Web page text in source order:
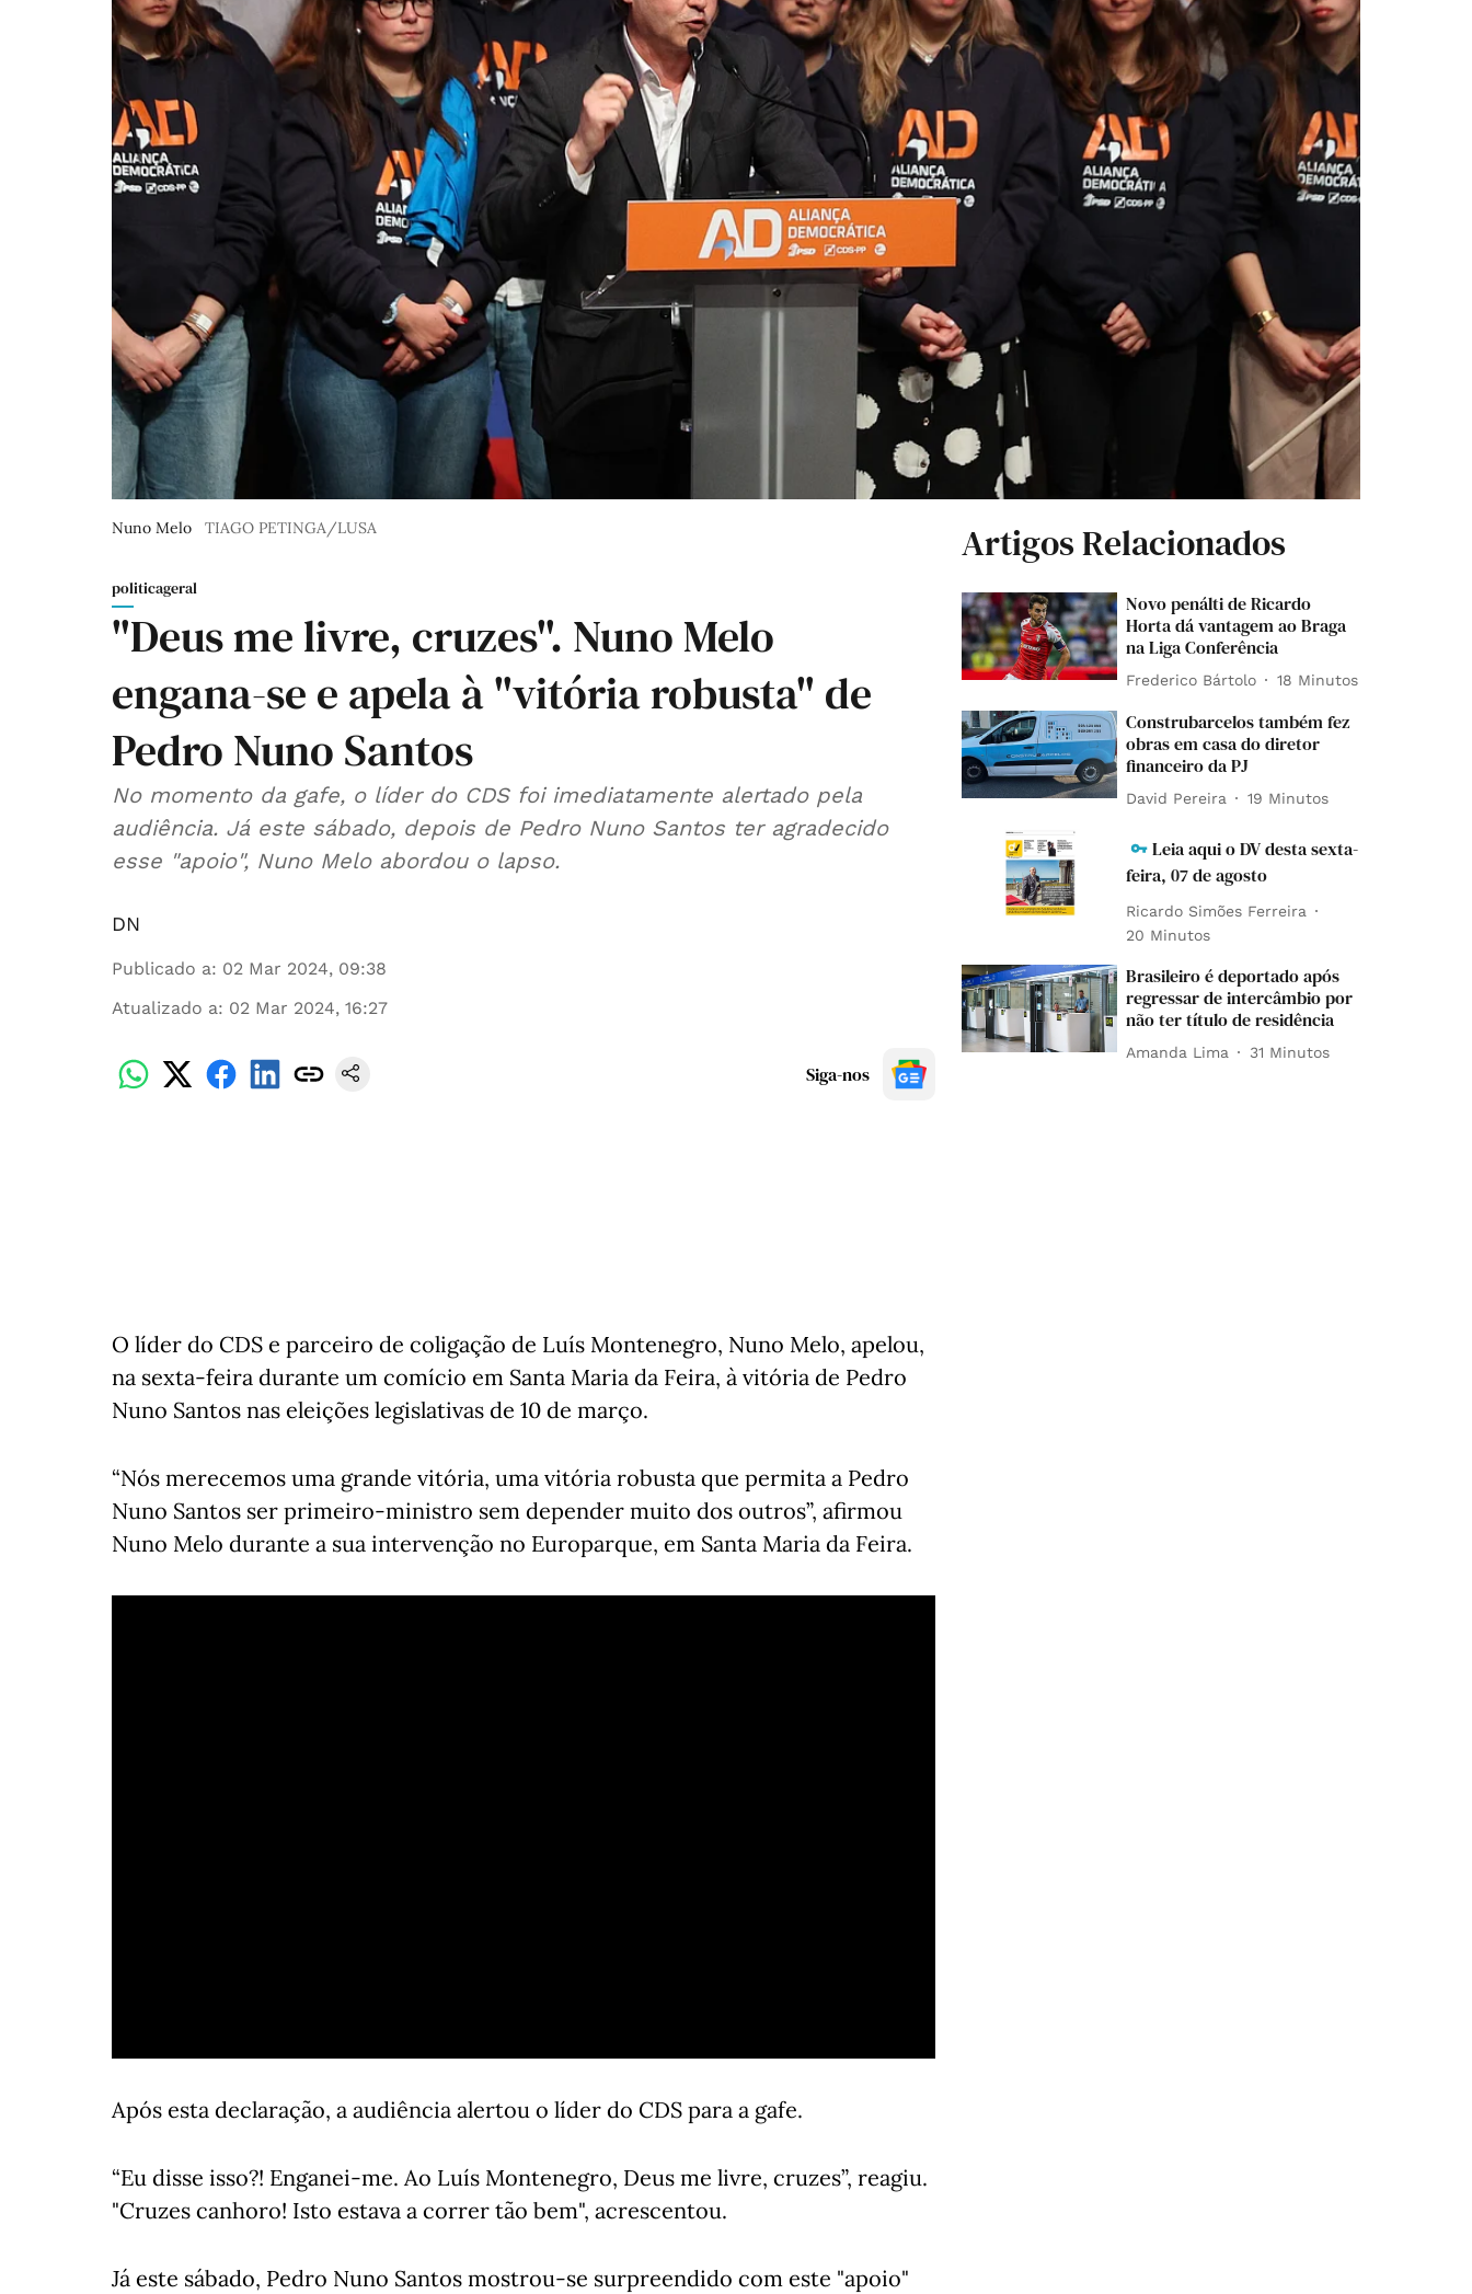
Nuno Melo TIAGO PETINGA/LUSA
politicageral
"Deus me livre, cruzes". Nuno Melo
engana-se e apela à "vitória robusta" de
Pedro Nuno Santos
No momento da gafe, o líder do CDS foi imediatamente alertado pela
audiência. Já este sábado, depois de Pedro Nuno Santos ter agradecido
esse "apoio", Nuno Melo abordou o lapso.
DN
Publicado a: 02 Mar 2024, 09:38
Atualizado a: 02 Mar 2024, 16:27
Siga-nos
O líder do CDS e parceiro de coligação de Luís Montenegro, Nuno Melo, apelou,
na sexta-feira durante um comício em Santa Maria da Feira, à vitória de Pedro
Nuno Santos nas eleições legislativas de 10 de março.
“Nós merecemos uma grande vitória, uma vitória robusta que permita a Pedro
Nuno Santos ser primeiro-ministro sem depender muito dos outros”, afirmou
Nuno Melo durante a sua intervenção no Europarque, em Santa Maria da Feira.
Após esta declaração, a audiência alertou o líder do CDS para a gafe.
“Eu disse isso?! Enganei-me. Ao Luís Montenegro, Deus me livre, cruzes”, reagiu.
"Cruzes canhoro! Isto estava a correr tão bem", acrescentou.
Já este sábado, Pedro Nuno Santos mostrou-se surpreendido com este "apoio"
Artigos Relacionados
Novo penálti de Ricardo
Horta dá vantagem ao Braga
na Liga Conferência
Frederico Bártolo 18 Minutos
Construbarcelos também fez
obras em casa do diretor
financeiro da PJ
David Pereira 19 Minutos
Leia aqui o DV desta sexta-
feira, 07 de agosto
Ricardo Simões Ferreira
20 Minutos
Brasileiro é deportado após
regressar de intercâmbio por
não ter título de residência
Amanda Lima 31 Minutos